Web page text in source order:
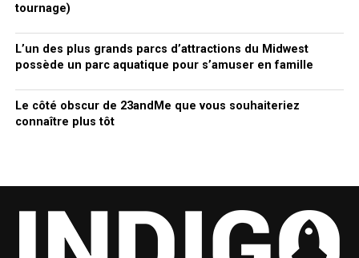
tournage)
L’un des plus grands parcs d’attractions du Midwest
possède un parc aquatique pour s’amuser en famille
Le côté obscur de 23andMe que vous souhaiteriez
connaître plus tôt